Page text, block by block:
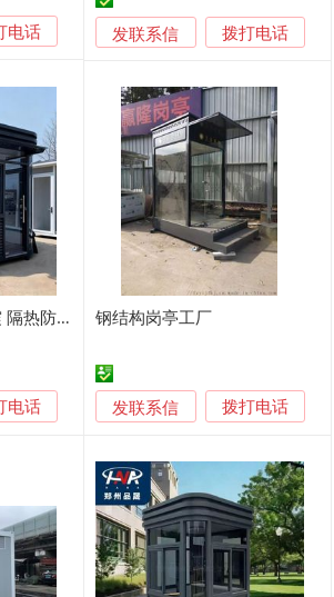
电话 发联系信 拨打电话
钢结构岗亭 抗风抗震 隔热防潮
电话
钢结构岗亭工厂
发联系信 拨打电话